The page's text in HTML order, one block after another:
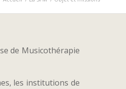
de Musicothérapie
les institutions de